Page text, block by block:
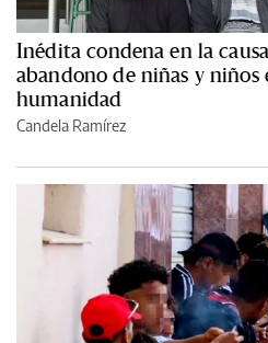
Inédita condena en la
abandono de niñas y niños
humanidad
Candela Ramírez